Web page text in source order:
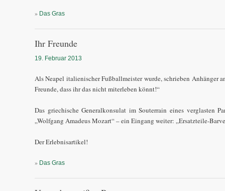
» Das Gras
Ihr Freunde
19. Februar 2013
Als Neapel italienischer Fußballmeister wurde, schrieben Anhänger
Freunde, dass ihr das nicht miterleben könnt!“
Das griechische Generalkonsulat im Souterrain eines verglasten
„Wolfgang Amadeus Mozart“ – ein Eingang weiter: „Ersatzteile-
Der Erlebnisartikel!
» Das Gras